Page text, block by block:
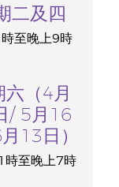
二及四
時至晚上9時
六（4月
/ 5月16
13日）
時至晚上7時